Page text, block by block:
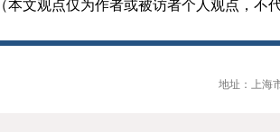
（本文观点仅为作者或被访者个人观点，不
地址：上海